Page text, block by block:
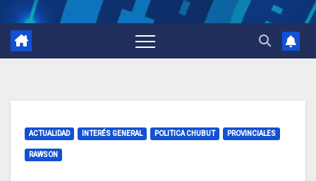
ACTUALIDAD INTERÉS GENERAL POLITICA CHUBUT PROVINCIALES
RAWSON